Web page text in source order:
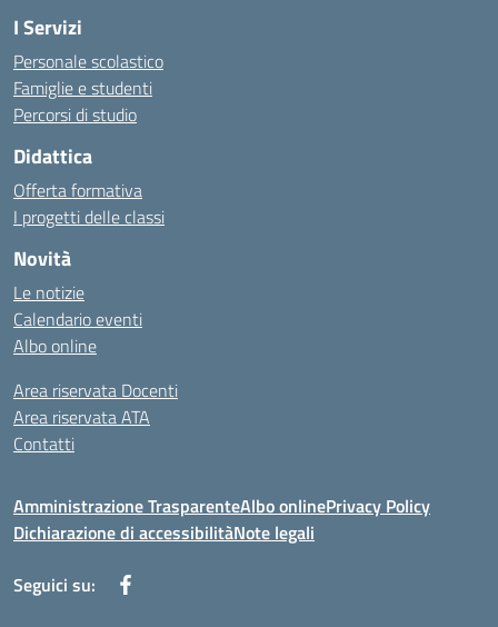
I Servizi
Personale scolastico
Famiglie e studenti
Percorsi di studio
Didattica
Offerta formativa
I progetti delle classi
Novità
Le notizie
Calendario eventi
Albo online
Area riservata Docenti
Area riservata ATA
Contatti
Amministrazione TrasparenteAlbo onlinePrivacy Policy
Dichiarazione di accessibilitàNote legali
Seguici su: